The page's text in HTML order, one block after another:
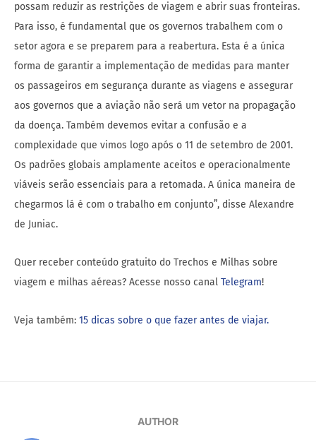
possam reduzir as restrições de viagem e abrir suas fronteiras.
Para isso, é fundamental que os governos trabalhem com o
setor agora e se preparem para a reabertura. Esta é a única
forma de garantir a implementação de medidas para manter
os passageiros em segurança durante as viagens e assegurar
aos governos que a aviação não será um vetor na propagação
da doença. Também devemos evitar a confusão e a
complexidade que vimos logo após o 11 de setembro de 2001.
Os padrões globais amplamente aceitos e operacionalmente
viáveis serão essenciais para a retomada. A única maneira de
chegarmos lá é com o trabalho em conjunto”, disse Alexandre
de Juniac.
Quer receber conteúdo gratuito do Trechos e Milhas sobre
viagem e milhas aéreas? Acesse nosso canal Telegram!
Veja também: 15 dicas sobre o que fazer antes de viajar.
AUTHOR